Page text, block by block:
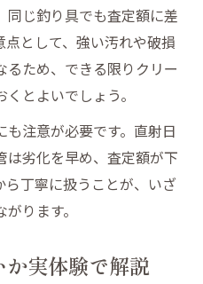
し込み方法を解説
定を引き出す交渉術
格を得る手続きのポイ
ための書類準備方法
同じ釣り具でも査定額に差
として、強い汚れや破損
ため、できる限りクリー
とよいでしょう。
注意が必要です。直射日
は劣化を早め、査定額が下
丁寧に扱うことが、いざ
ります。
実体験で解説